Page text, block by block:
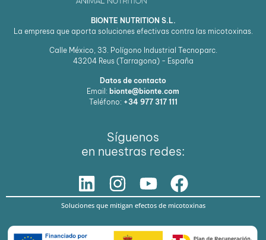
BIONTE NUTRITION S.L.
La empresa que aporta soluciones efectivas contra las micotoxinas.
Calle México, 33. Polígono Industrial Tecnoparc.
43204 Reus (Tarragona) - España
Datos de contacto
Email: bionte@bionte.com
Teléfono: +34 977 317 111
Síguenos
en nuestras redes:
Soluciones que mitigan efectos de micotoxinas